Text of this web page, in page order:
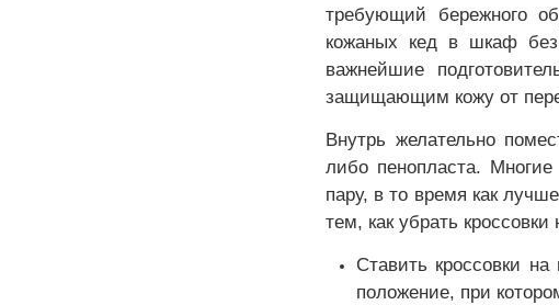
требующий бережного
кожаных кед в шкаф
важнейшие
защищающим кожу от
Внутрь желательно
либо пенопласта.
пару, в то время как
тем, как убрать кроссовки
Ставить кроссовки
положение, при